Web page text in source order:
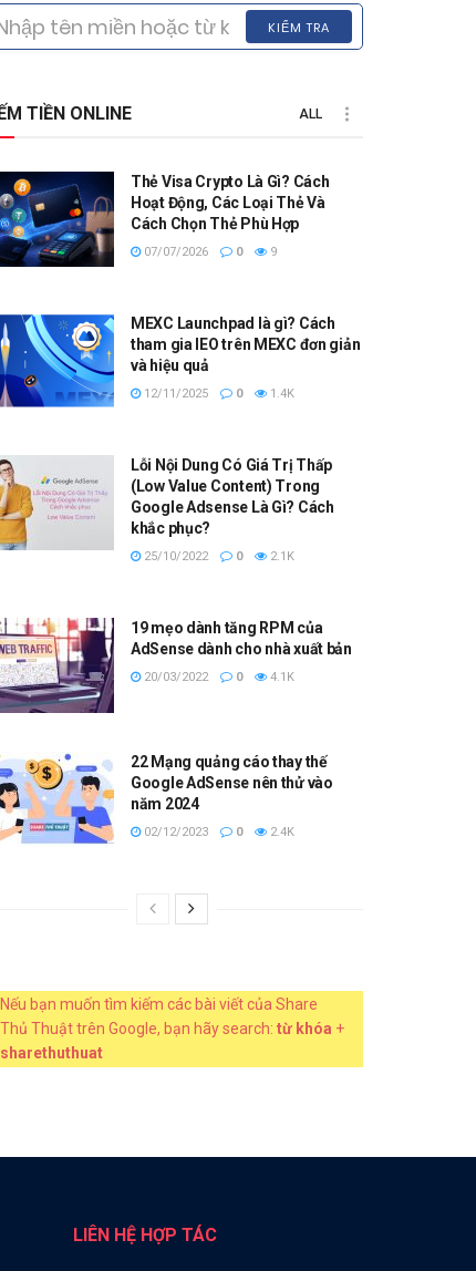
KIỂM TRA
TIỀN ONLINE ALL
Thẻ Visa Crypto Là Gì? Cách
Hoạt Động, Các Loại Thẻ Và
Cách Chọn Thẻ Phù Hợp
07/07/2026 0 9
MEXC Launchpad là gì? Cách
tham gia IEO trên MEXC đơn giản
và hiệu quả
12/11/2025 0 1.4K
Lỗi Nội Dung Có Giá Trị Thấp
(Low Value Content) Trong
Google Adsense Là Gì? Cách
khắc phục?
25/10/2022 0 2.1K
19 mẹo dành tăng RPM của
AdSense dành cho nhà xuất bản
20/03/2022 0 4.1K
22 Mạng quảng cáo thay thế
Google AdSense nên thử vào
năm 2024
02/12/2023 0 2.4K
Nếu bạn muốn tìm kiếm các bài viết của Share
Thủ Thuật trên Google, bạn hãy search: từ khóa +
sharethuthuat
LIÊN HỆ HỢP TÁC